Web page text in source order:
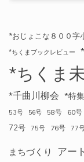
*おじょこな８００字
*ちくまブックレビュー
*ちくま
*千曲川柳会 *特集
53号
56号 58号 60号
72号 75号 76号 77
まちづくり アート